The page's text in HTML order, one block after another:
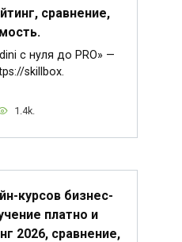
сравнение,
c нуля до PRO» —
skillbox.
1.4k.
курсов бизнес-
платно и
2026, сравнение,